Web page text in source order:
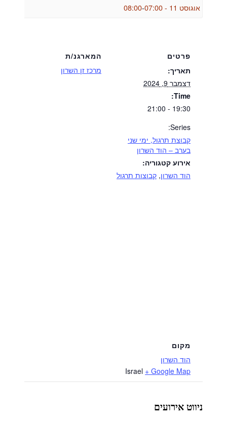
אוגוסט 11 - 07:00 -
08:00
פרטים
תאריך:
דצמבר 9, 2024
Time:
19:30 - 21:00
Series:
קבוצת תרגול, ימי שני
בערב – הוד השרון
אירוע קטגוריה:
הוד השרון, קבוצות תרגול
המארגנ/ת
מרכז זן השרון
מקום
הוד השרון
Israel + Google Map
ניווט אירועים